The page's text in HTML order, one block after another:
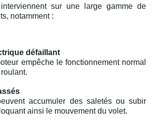
sur une large gamme de
notamment :
défaillant
empêche le fonctionnement normal
accumuler des saletés ou subir
ainsi le mouvement du volet.